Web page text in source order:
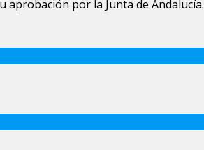
por la Junta de Andalucía.